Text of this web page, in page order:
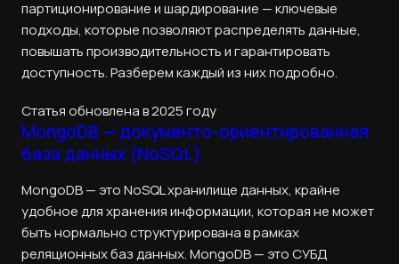
партиционирование и шардирование — ключевые
подходы, которые позволяют распределять данные,
повышать производительность и гарантировать
доступность. Разберем каждый из них подробно.
Статья обновлена в 2025 году
MongoDB — документо-ориентированная
база данных (NoSQL)
MongoDB — это NoSQL хранилище данных, крайне
удобное для хранения информации, которая не может
быть нормально структурирована в рамках
реляционных баз данных. MongoDB — это СУБД